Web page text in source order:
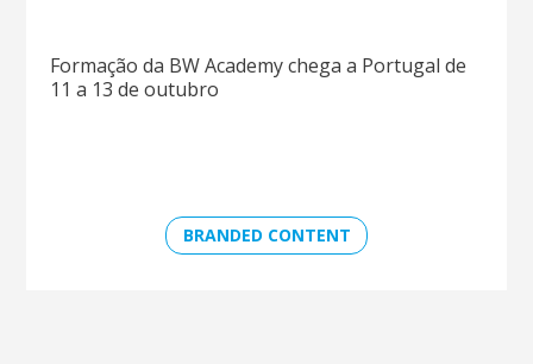
Formação da BW Academy chega a Portugal de
11 a 13 de outubro
BRANDED CONTENT